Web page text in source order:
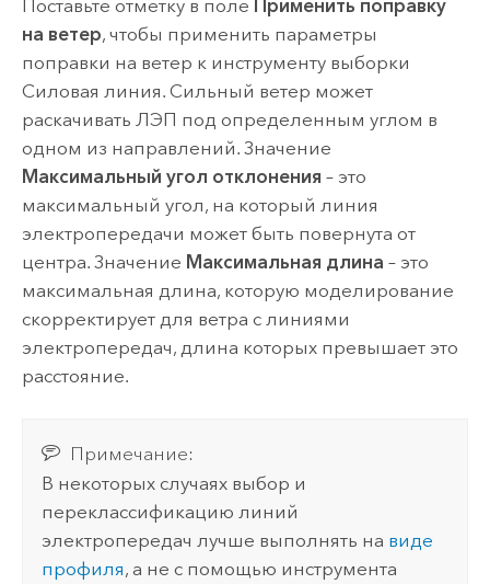
Поставьте отметку в поле Применить поправку
на ветер, чтобы применить параметры
поправки на ветер к инструменту выборки
Силовая линия. Сильный ветер может
раскачивать ЛЭП под определенным углом в
одном из направлений. Значение
Максимальный угол отклонения – это
максимальный угол, на который линия
электропередачи может быть повернута от
центра. Значение Максимальная длина – это
максимальная длина, которую моделирование
скорректирует для ветра с линиями
электропередач, длина которых превышает это
расстояние.
Примечание:
В некоторых случаях выбор и
переклассификацию линий
электропередач лучше выполнять на виде
профиля, а не с помощью инструмента